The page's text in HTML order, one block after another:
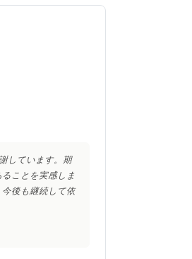
しています。期
ことを実感しま
後も継続して依